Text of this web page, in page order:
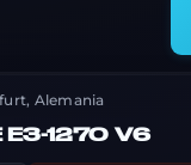
Alemania
E3-1270 V6